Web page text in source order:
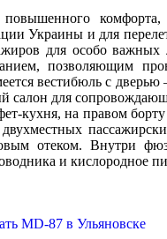
повышенного
Украины и для
для особо важных
позволяющим
вестибюль с
салон для
кухня, на правом
отеком. Внутри
и кислородное
MD-87 в Ульяновске